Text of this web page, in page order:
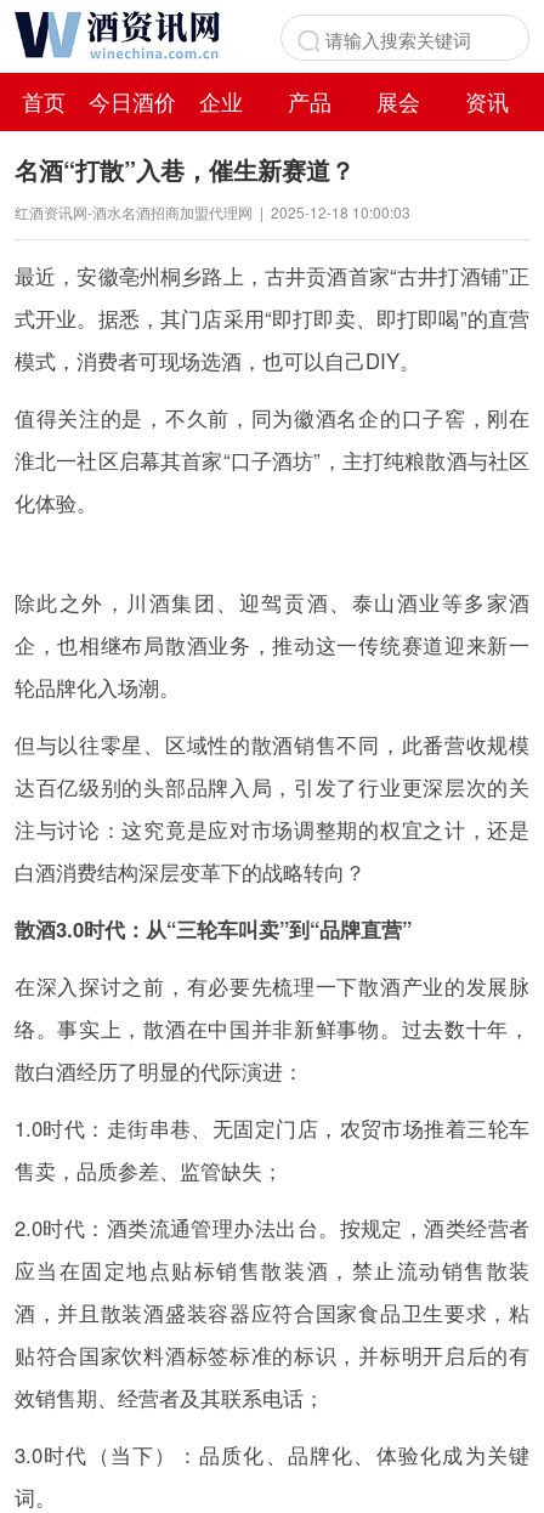
首页 今日酒价 企业 产品 展会
资讯
百科
名酒“打散”入巷，催生新赛道？
红酒资讯网-酒水名酒招商加盟代理网 | 2025-12-18 10:00:03
最近，安徽亳州桐乡路上，古井贡酒首家“古井打酒铺”正
式开业。据悉，其门店采用“即打即卖、即打即喝”的直营
模式，消费者可现场选酒，也可以自己DIY。
值得关注的是，不久前，同为徽酒名企的口子窖，刚在
淮北一社区启幕其首家“口子酒坊”，主打纯粮散酒与社区
化体验。
除此之外，川酒集团、迎驾贡酒、泰山酒业等多家酒
企，也相继布局散酒业务，推动这一传统赛道迎来新一
轮品牌化入场潮。
但与以往零星、区域性的散酒销售不同，此番营收规模
达百亿级别的头部品牌入局，引发了行业更深层次的关
注与讨论：这究竟是应对市场调整期的权宜之计，还是
白酒消费结构深层变革下的战略转向？
散酒3.0时代：从“三轮车叫卖”到“品牌直营”
在深入探讨之前，有必要先梳理一下散酒产业的发展脉
络。事实上，散酒在中国并非新鲜事物。过去数十年，
散白酒经历了明显的代际演进：
1.0时代：走街串巷、无固定门店，农贸市场推着三轮车
售卖，品质参差、监管缺失；
2.0时代：酒类流通管理办法出台。按规定，酒类经营者
应当在固定地点贴标销售散装酒，禁止流动销售散装
酒，并且散装酒盛装容器应符合国家食品卫生要求，粘
贴符合国家饮料酒标签标准的标识，并标明开启后的有
效销售期、经营者及其联系电话；
3.0时代（当下）：品质化、品牌化、体验化成为关键
词。